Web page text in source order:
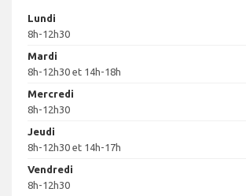
Lundi
8h-12h30
Mardi
8h-12h30 et 14h-18h
Mercredi
8h-12h30
Jeudi
8h-12h30 et 14h-17h
Vendredi
8h-12h30